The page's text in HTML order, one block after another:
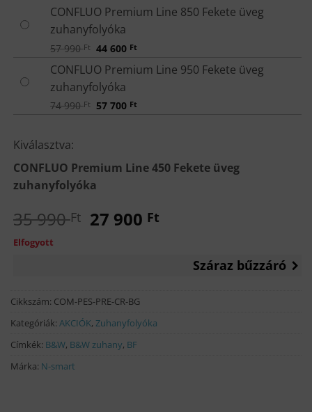
was:
47
990 Ft.
is:
37
CONFLUO Premium Line 850 Fekete üveg
zuhanyfolyóka
57 990Ft Original
was:
57
990 Ft.
44 600 FtCurrent
is:
44
CONFLUO Premium Line 950 Fekete üveg
zuhanyfolyóka
74 990Ft Original
57 700 FtCurrent
Kiválasztva:
CONFLUO Premium Line 450 Fekete üveg
zuhanyfolyóka
35 990Ft Original
27 900 Ft
Elfogyott
Száraz bűzzáró
Cikkszám: COM-PES-PRE-CR-BG
Kategóriák: AKCIÓK, Zuhanyfolyóka
Címkék: B&W, B&W zuhany, BF
Márka: N-smart